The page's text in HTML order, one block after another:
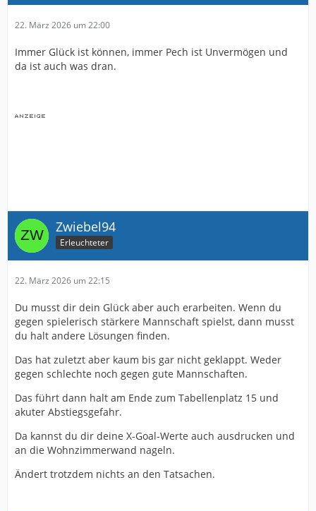
22. März 2026 um 22:00
Immer Glück ist können, immer Pech ist Unvermögen und
da ist auch was dran.
Zwiebel94
Erleuchteter
22. März 2026 um 22:15
Du musst dir dein Glück aber auch erarbeiten. Wenn du
gegen spielerisch stärkere Mannschaft spielst, dann musst
du halt andere Lösungen finden.
Das hat zuletzt aber kaum bis gar nicht geklappt. Weder
gegen schlechte noch gegen gute Mannschaften.
Das führt dann halt am Ende zum Tabellenplatz 15 und
akuter Abstiegsgefahr.
Da kannst du dir deine X-Goal-Werte auch ausdrucken und
an die Wohnzimmerwand nageln.
Ändert trotzdem nichts an den Tatsachen.